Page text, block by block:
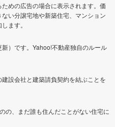
めの広告の場合に表示されます。価
い分譲宅地や新築住宅、マンション
ます。
）です。Yahoo!不動産独自のルール
設会社と建築請負契約を結ぶことを
の、まだ誰も住んだことがない住宅に